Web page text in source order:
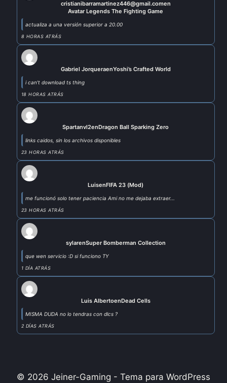
cristianibarramartinez446@gmail.comen
Avatar Legends The Fighting Game
actualiza a una versión superior a 20.00
8 HORAS ATRÁS
Gabriel JorqueraenYoshi’s Crafted World
i can't download ts thing
18 HORAS ATRÁS
Spartanvl2enDragon Ball Sparking Zero
links caidos, sin los archivos disponibles
23 HORAS ATRÁS
LuisenFIFA 23 (Mod)
me funcionó solo tener paciencia Ami no me dejaba extraer...
23 HORAS ATRÁS
sylarenSuper Bomberman Collection
que wen servicio :D si funciono TY
1 DÍA ATRÁS
Luis AlbertoenDead Cells
MISMA DUDA no lo tendras con dlcs ?
2 DÍAS ATRÁS
© 2026 Jeiner-Gaming - Tema para WordPress